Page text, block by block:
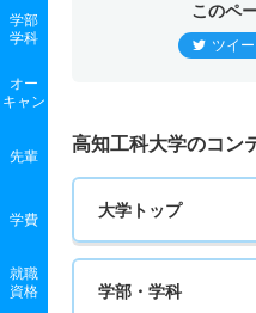
学部
学科
オー
キャン
先輩
学費
就職
資格
このペ
ツイー
高知工科大学のコン
大学トップ
学部・学科